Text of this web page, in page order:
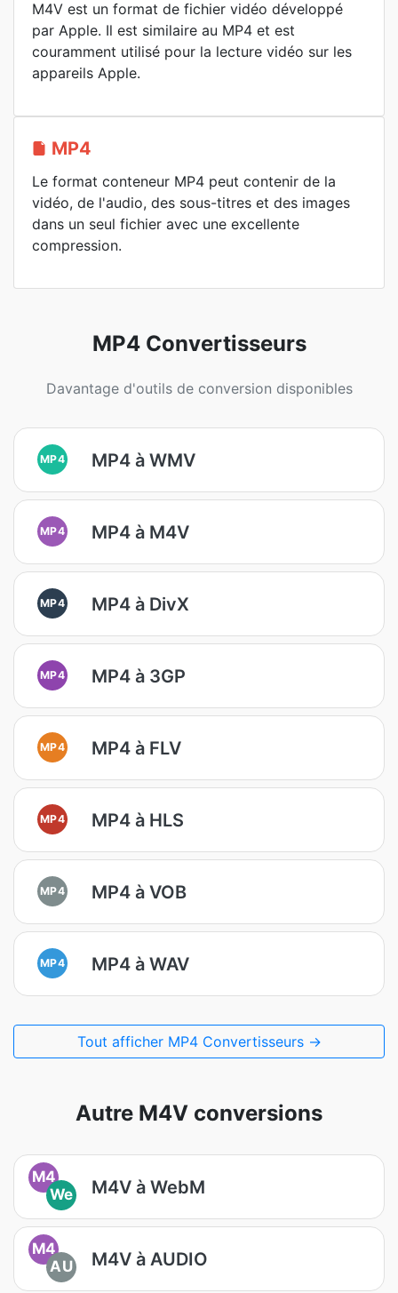
M4V est un format de fichier vidéo développé
par Apple. Il est similaire au MP4 et est
couramment utilisé pour la lecture vidéo sur les
appareils Apple.
MP4
Le format conteneur MP4 peut contenir de la
vidéo, de l'audio, des sous-titres et des images
dans un seul fichier avec une excellente
compression.
MP4 Convertisseurs
Davantage d'outils de conversion disponibles
MP4 MP4 à WMV
MP4 MP4 à M4V
MP4 MP4 à DivX
MP4 MP4 à 3GP
MP4 MP4 à FLV
MP4 MP4 à HLS
MP4 MP4 à VOB
MP4 MP4 à WAV
Tout afficher MP4 Convertisseurs →
Autre M4V conversions
M4
We
M4V à WebM
M4
AU
M4V à AUDIO